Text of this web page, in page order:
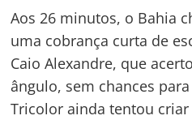
Aos 26 minutos, o Bahia
uma cobrança curta de
Caio Alexandre, que
ângulo, sem chances
Tricolor ainda tentou